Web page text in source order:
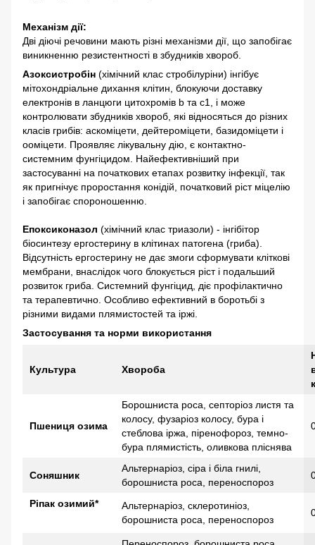
Механізм дії:
Дві діючі речовини мають різні механізми дії, що запобігає
виникненню резистентності в збудників хвороб.
Азоксистробін (хімічний клас стробілуріни) інгібує
мітохондріальне дихання клітин, блокуючи доставку
електронів в ланцюги цитохромів b та с1, і може
контролювати збудників хвороб, які відносяться до різних
класів грибів: аскоміцети, дейтероміцети, базидоміцети і
ооміцети. Проявляє лікувальну дію, є контактно-
системним фунгіцидом. Найефективніший при
застосуванні на початкових етапах розвитку інфекції, так
як пригнічує проростання конідій, початковий ріст міцелію
і запобігає спороношенню.
Епоксиконазол (хімічний клас триазоли) - інгібітор
біосинтезу ергостерину в клітинах патогена (гриба).
Відсутність ергостерину не дає змоги сформувати кліткові
мембрани, внаслідок чого блокується ріст і подальший
розвиток гриба. Системний фунгіцид, діє профілактично
та терапевтично. Особливо ефективний в боротьбі з
різними видами плямистостей та іржі.
Застосування та норми використання
Культура Хвороба
Пшениця озима
Борошниста роса, септоріоз листя та
колосу, фузаріоз колосу, бура і
стеблова іржа, піренофороз, темно-
бура плямистість, оливкова пліснява
Соняшник
Альтернаріоз, сіра і біла гнилі,
борошниста роса, переноспороз
Ріпак озимий*
Альтернаріоз, склеротиніоз,
борошниста роса, переноспороз